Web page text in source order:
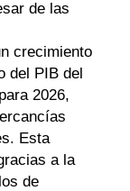
de las
crecimiento
del PIB del
2026,
Esta
a la
de